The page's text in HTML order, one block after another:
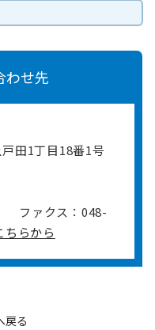
わせ先
戸田1丁目18番1号
ファクス：048-
ちらから
戻る